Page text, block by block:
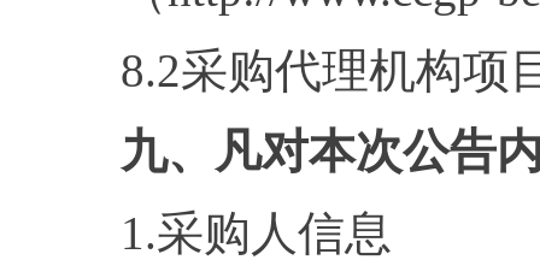
8.2采购代理机构项
九、凡对本次公告
1.采购人信息